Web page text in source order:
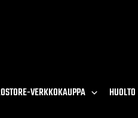
VERKKOKAUPPA HUOLTO